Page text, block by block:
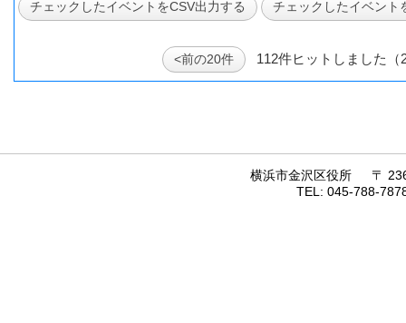
<前の20件 112件ヒットしました
横浜市金沢区役所 〒
TEL: 045-788-